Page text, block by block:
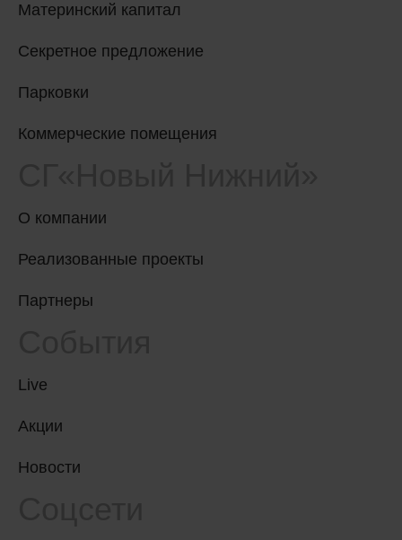
Материнский капитал
Секретное предложение
Парковки
Коммерческие помещения
О компании
Реализованные проекты
Партнеры
Live
Акции
Новости